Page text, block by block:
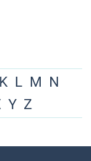
K L M N
Y Z